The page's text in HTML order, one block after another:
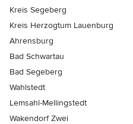
Kreis Segeberg
Kreis Herzogtum Lauenburg
Ahrensburg
Bad Schwartau
Bad Segeberg
Wahlstedt
Lemsahl-Mellingstedt
Wakendorf Zwei